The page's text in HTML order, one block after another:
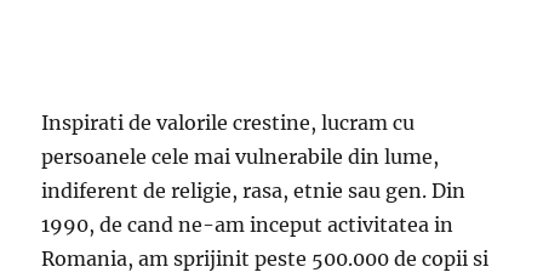
Inspirati de valorile crestine, lucram cu
persoanele cele mai vulnerabile din lume,
indiferent de religie, rasa, etnie sau gen. Din
1990, de cand ne-am inceput activitatea in
Romania, am sprijinit peste 500.000 de copii si